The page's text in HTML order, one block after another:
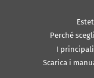
Perché
I
Scarica i